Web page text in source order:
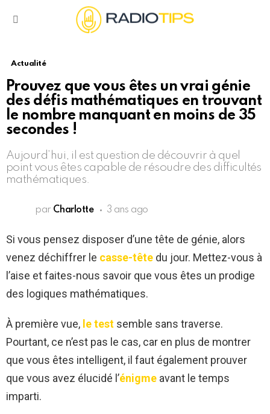
Actualité
Prouvez que vous êtes un vrai génie
des défis mathématiques en trouvant
le nombre manquant en moins de 35
secondes !
Aujourd’hui, il est question de découvrir à quel
point vous êtes capable de résoudre des difficultés
mathématiques.
par Charlotte 3 ans ago
Si vous pensez disposer d’une tête de génie, alors
venez déchiffrer le casse-tête du jour. Mettez-vous à
l’aise et faites-nous savoir que vous êtes un prodige
des logiques mathématiques.
À première vue, le test semble sans traverse.
Pourtant, ce n’est pas le cas, car en plus de montrer
que vous êtes intelligent, il faut également prouver
que vous avez élucidé l’énigme avant le temps
imparti.